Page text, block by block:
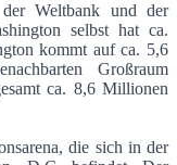
der Weltbank und der
selbst hat ca.
kommt auf ca. 5,6
Großraum
ca. 8,6 Millionen
die sich in der